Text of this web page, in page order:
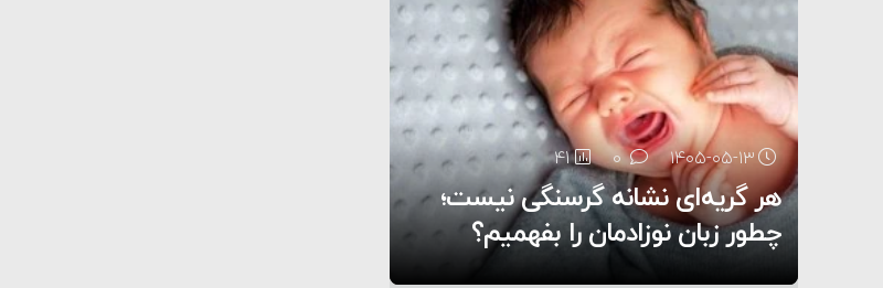
ایران
کشورهایی که به متجاوزان کمک می کنند پاسخ سختی خواهند گرفت
۱۰:۱۵
سنتکام پایان تجاوز جدید به ایران را اعلام کرد
۶:۰۵
۱۴۰۵-۰۵-۱۳ 0
41
هر گریه‌ای نشانه گرسنگی نیست؛
چطور زبان نوزادمان را بفهمیم؟
۱۴۰۵-۰۵-۱۲ 0
30
تغذیه پدر می‌تواند بر سلامت نوزاد
تأثیر بگذارد
۱۴۰۵-۰۵-۱۲ 0
14
روی دیگر زندگی